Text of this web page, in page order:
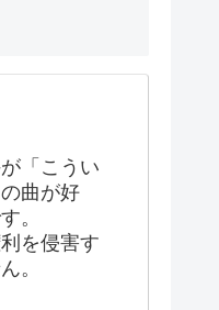
「こうい
曲が好
。
を侵害す
。